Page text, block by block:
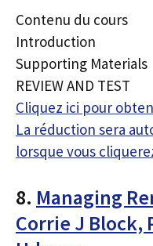
Contenu du cours
Introduction
Supporting Materials
REVIEW AND TEST
Cliquez ici pour
La réduction sera
lorsque vous
8. Managing
Corrie J Block,